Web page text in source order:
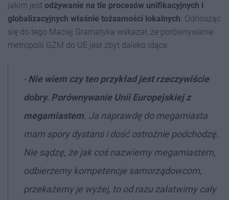
jakim jest odżywanie na tle procesów unifikacyjnych i
globalizacyjnych właśnie tożsamości lokalnych. Odnosząc
się do tego Maciej Gramatyka wskazał, że porównywanie
metropolii GZM do UE jest zbyt daleko idące.
-Nie wiem czy ten przykład jest rzeczywiście
dobry. Porównywanie Unii Europejskiej z
megamiastem. Ja naprawdę do megamiasta
mam spory dystans i dość ostrożnie podchodzę.
Nie sądzę, że jak coś nazwiemy megamiastem,
odbierzemy kompetencje samorządowcom,
przekażemy je wyżej, to od razu załatwimy cały